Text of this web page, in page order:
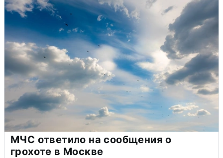
МЧС ответило на сообщения о
грохоте в Москве